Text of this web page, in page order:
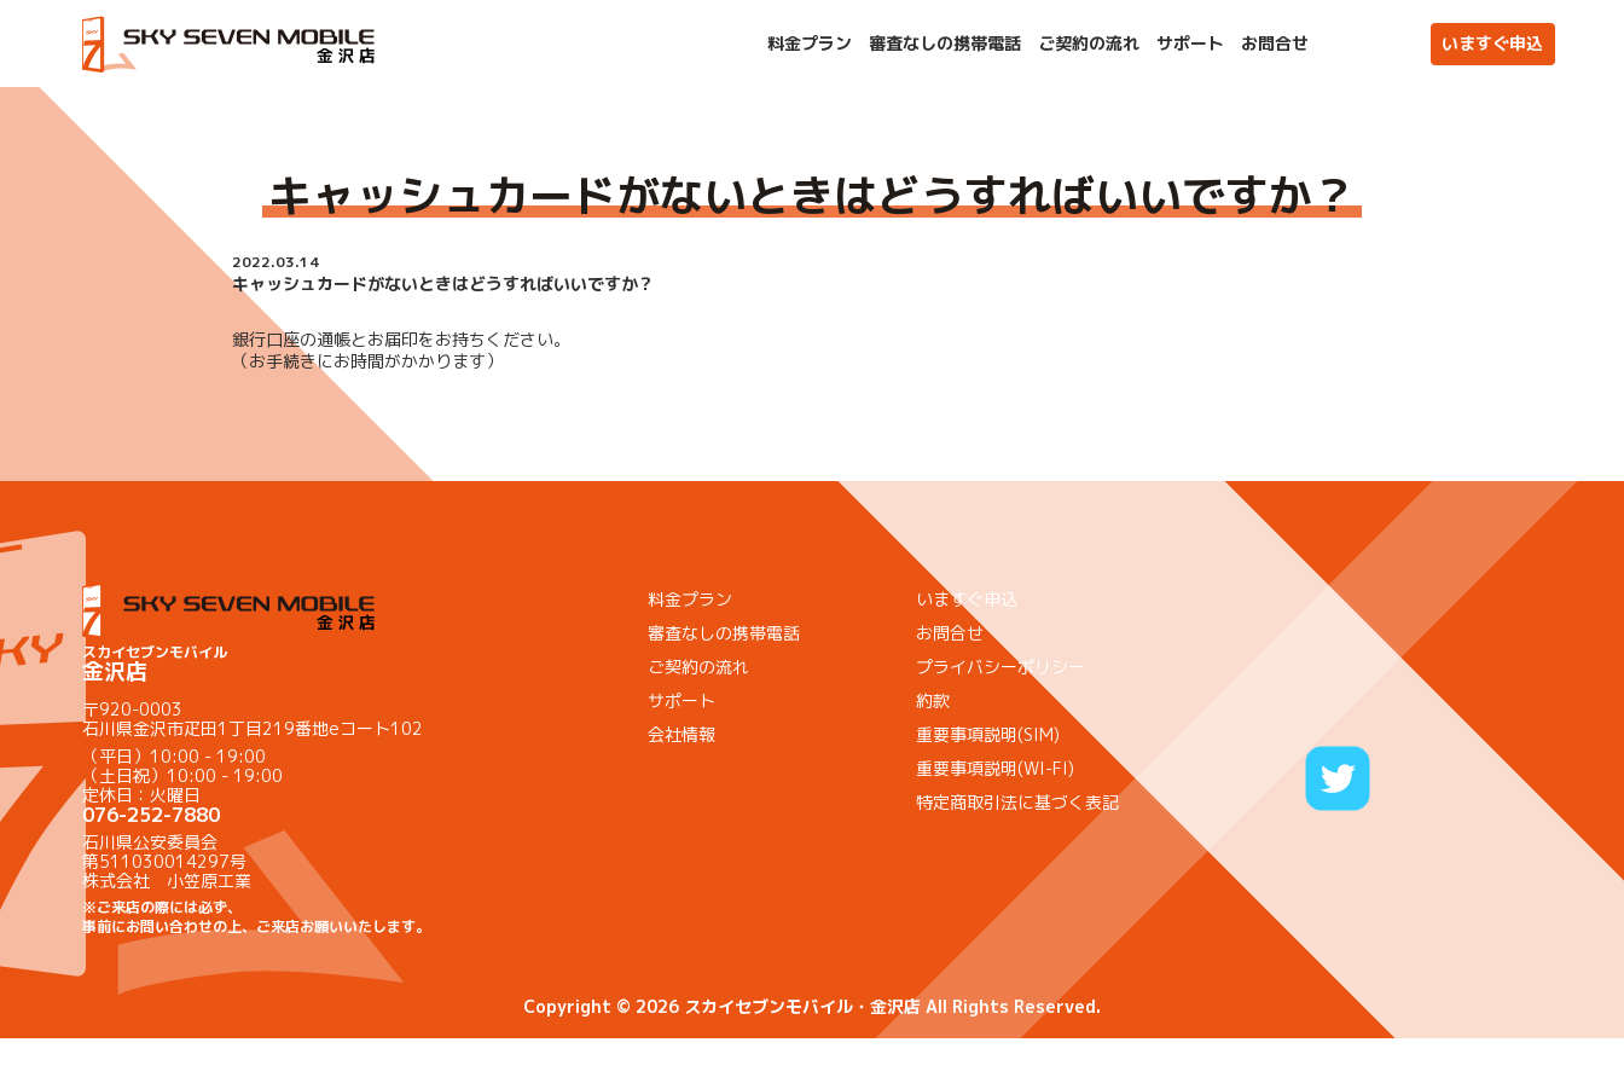
料金プラン 審査なしの携帯電話 ご契約の流れ サポート お問合せ いますぐ申込
HOME キャッシュカードがないときはどうすればいいですか？
キャッシュカードがないときはどうすればいいですか？
2022.03.14
キャッシュカードがないときはどうすればいいですか？
銀行口座の通帳とお届印をお持ちください。
（お手続きにお時間がかかります）
スカイセブンモバイル
金沢店
〒920-0003
石川県金沢市疋田1丁目219番地eコート102
（平日）10:00 - 19:00
（土日祝）10:00 - 19:00
定休日：火曜日
076-252-7880
石川県公安委員会
第511030014297号
株式会社 小笠原工業
※ご来店の際には必ず、
事前にお問い合わせの上、ご来店お願いいたします。
料金プラン
審査なしの携帯電話
ご契約の流れ
サポート
会社情報
いますぐ申込
お問合せ
プライバシーポリシー
約款
重要事項説明(SIM)
重要事項説明(WI-FI)
特定商取引法に基づく表記
Copyright © 2026 スカイセブンモバイル・金沢店 All Rights Reserved.